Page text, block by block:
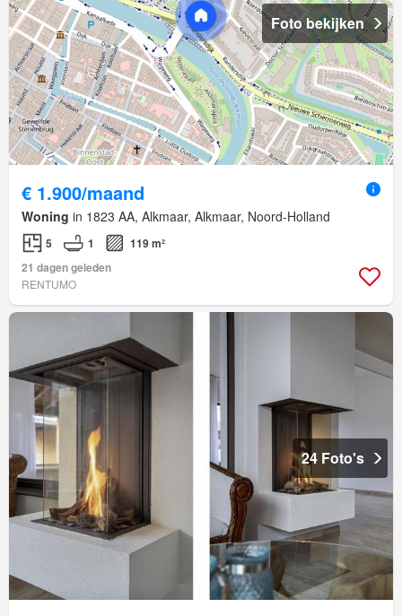
Foto bekijken
€ 1.900/maand
Woning in 1823 AA, Alkmaar, Alkmaar, Noord-Holland
5 1
119 m²
21 dagen geleden
RENTUMO
24 Foto's